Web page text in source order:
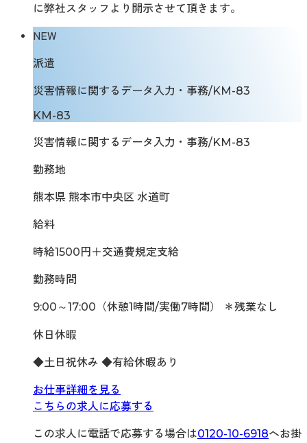
に弊社スタッフより開示させて頂きます。
NEW
派遣
災害情報に関するデータ入力・事務/KM-83
KM-83
災害情報に関するデータ入力・事務/KM-83
勤務地
熊本県 熊本市中央区 水道町
給料
時給1500円＋交通費規定支給
勤務時間
9:00～17:00（休憩1時間/実働7時間） ＊残業なし
休日休暇
◆土日祝休み ◆有給休暇あり
お仕事詳細を見る
こちらの求人に応募する
この求人に電話で応募する場合は0120-10-6918へお掛